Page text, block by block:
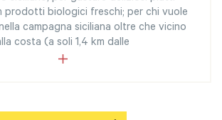
prodotti biologici freschi; per chi vuole
campagna siciliana oltre che vicino
costa (a soli 1,4 km dalle